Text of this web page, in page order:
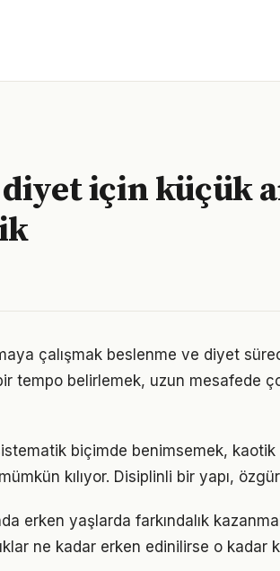
diyet için küçük
çalışmak beslenme ve diyet
tempo belirlemek, uzun mesafede
biçimde benimsemek,
kılıyor. Disiplinli bir yapı,
erken yaşlarda farkındalık
ne kadar erken edinilirse o kadar